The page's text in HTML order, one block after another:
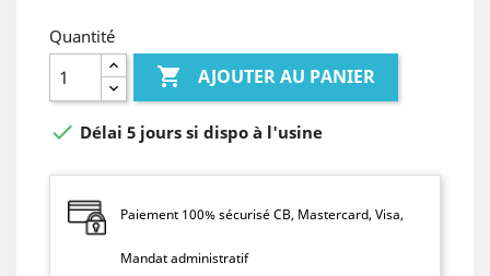
Quantité
 AJOUTER AU PANIER
 Délai 5 jours si dispo à l'usine
Paiement 100% sécurisé CB, Mastercard, Visa,
Mandat administratif